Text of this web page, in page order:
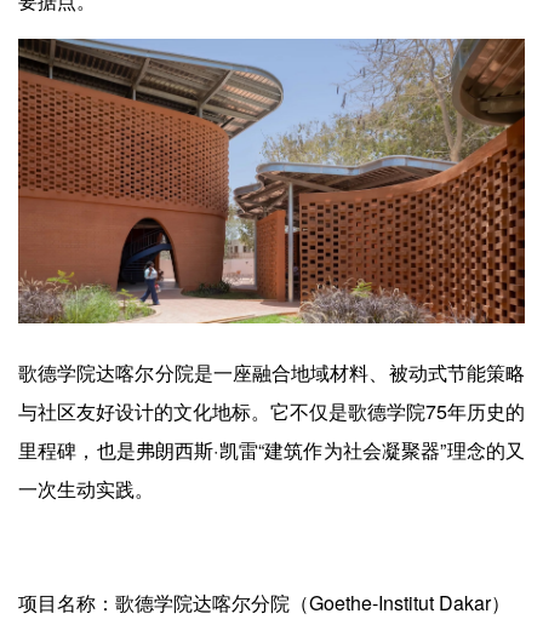
歌德学院达喀尔分院是一座融合地域材料、被动式节能策略
与社区友好设计的文化地标。它不仅是歌德学院75年历史的
里程碑，也是弗朗西斯·凯雷“建筑作为社会凝聚器”理念的又
一次生动实践。
项目名称：歌德学院达喀尔分院（Goethe-Institut Dakar）